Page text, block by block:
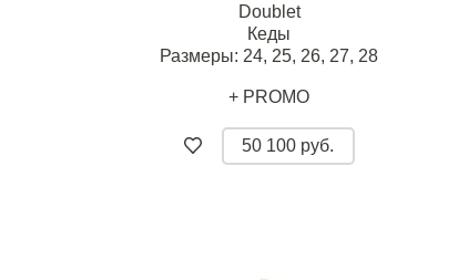
Doublet
Кеды
Размеры: 24, 25, 26, 27, 28
+ PROMO
50 100 руб.